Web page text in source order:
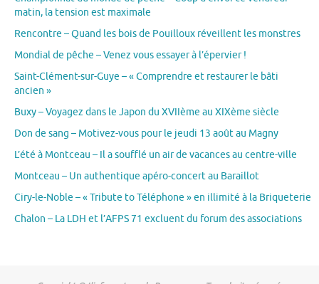
matin, la tension est maximale
Rencontre – Quand les bois de Pouilloux réveillent les monstres
Mondial de pêche – Venez vous essayer à l’épervier !
Saint-Clément-sur-Guye – « Comprendre et restaurer le bâti
ancien »
Buxy – Voyagez dans le Japon du XVIIème au XIXème siècle
Don de sang – Motivez-vous pour le jeudi 13 août au Magny
L’été à Montceau – Il a soufflé un air de vacances au centre-ville
Montceau – Un authentique apéro-concert au Baraillot
Ciry-le-Noble – « Tribute to Téléphone » en illimité à la Briqueterie
Chalon – La LDH et l’AFPS 71 excluent du forum des associations